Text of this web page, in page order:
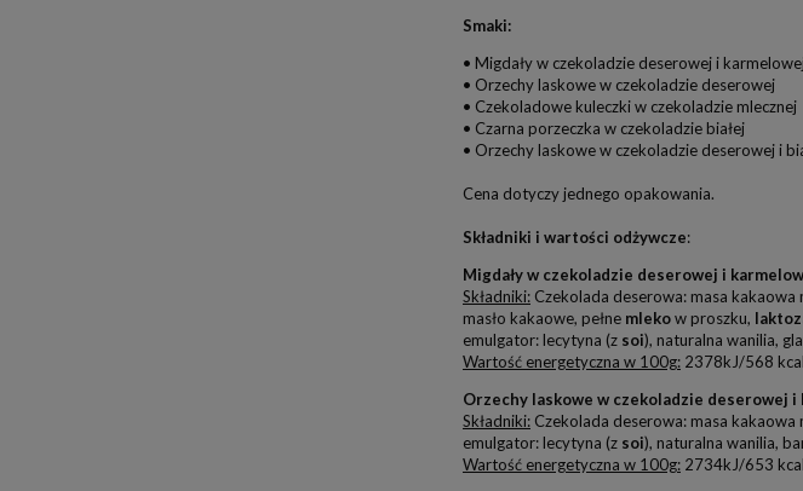
Smaki:
• Migdały w czekoladzie deserowej i
• Orzechy laskowe w czekoladzie deserowej
• Czekoladowe kuleczki w czekoladzie mlecznej
• Czarna porzeczka w czekoladzie białej
• Orzechy laskowe w czekoladzie deserowej i
Cena dotyczy jednego opakowania.
Składniki i wartości odżywcze:
Migdały w czekoladzie deserowej i
Składniki: Czekolada deserowa: masa kakaowa
masło kakaowe, pełne mlekow proszku,
emulgator: lecytyna (z soi), naturalna wanilia,
Wartość energetyczna w 100g: 2378kJ/568
Orzechy laskowe w czekoladzie deserowej i
Składniki: Czekolada deserowa: masa kakaowa
emulgator: lecytyna (z soi), naturalna wanilia,
Wartość energetyczna w 100g: 2734kJ/653